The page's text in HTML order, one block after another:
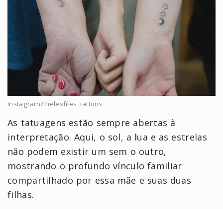
Instagram/thelexfiles_tattoos
As tatuagens estão sempre abertas à
interpretação. Aqui, o sol, a lua e as estrelas
não podem existir um sem o outro,
mostrando o profundo vínculo familiar
compartilhado por essa mãe e suas duas
filhas.